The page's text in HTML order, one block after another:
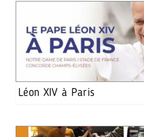
Léon XIV à Paris